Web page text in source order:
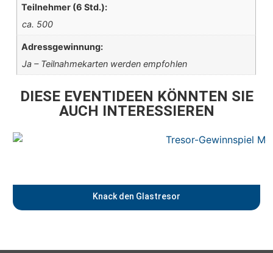
Teilnehmer (6 Std.):
ca. 500
Adressgewinnung:
Ja – Teilnahmekarten werden empfohlen
DIESE EVENTIDEEN KÖNNTEN SIE
AUCH INTERESSIEREN
Knack den Glastresor